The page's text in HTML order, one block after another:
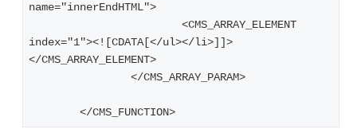
name="innerEndHTML">
index="1"><![CDATA[</ul></li>]]>
</CMS_ARRAY_ELEMENT>
   		</CMS_ARRAY_PARAM>
	</CMS_FUNCTION>